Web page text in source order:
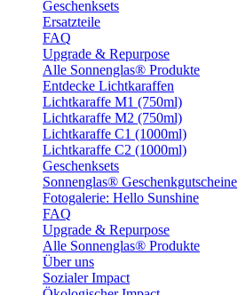
Geschenksets
Ersatzteile
FAQ
Upgrade & Repurpose
Alle Sonnenglas® Produkte
Entdecke Lichtkaraffen
Lichtkaraffe M1 (750ml)
Lichtkaraffe M2 (750ml)
Lichtkaraffe C1 (1000ml)
Lichtkaraffe C2 (1000ml)
Geschenksets
Sonnenglas® Geschenkgutscheine
Fotogalerie: Hello Sunshine
FAQ
Upgrade & Repurpose
Alle Sonnenglas® Produkte
Über uns
Sozialer Impact